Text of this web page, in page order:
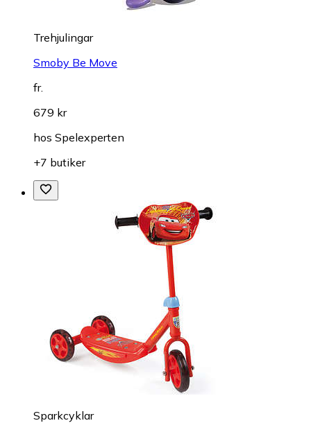
Trehjulingar
Smoby Be Move
fr.
679 kr
hos Spelexperten
+7 butiker
Sparkcyklar